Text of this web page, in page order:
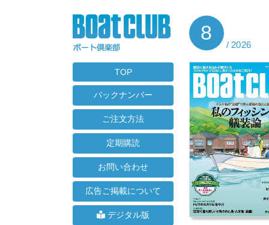
TOP
バックナンバー
ご注文方法
定期購読
お問い合わせ
広告ご掲載について
デジタル版
8
/ 2026